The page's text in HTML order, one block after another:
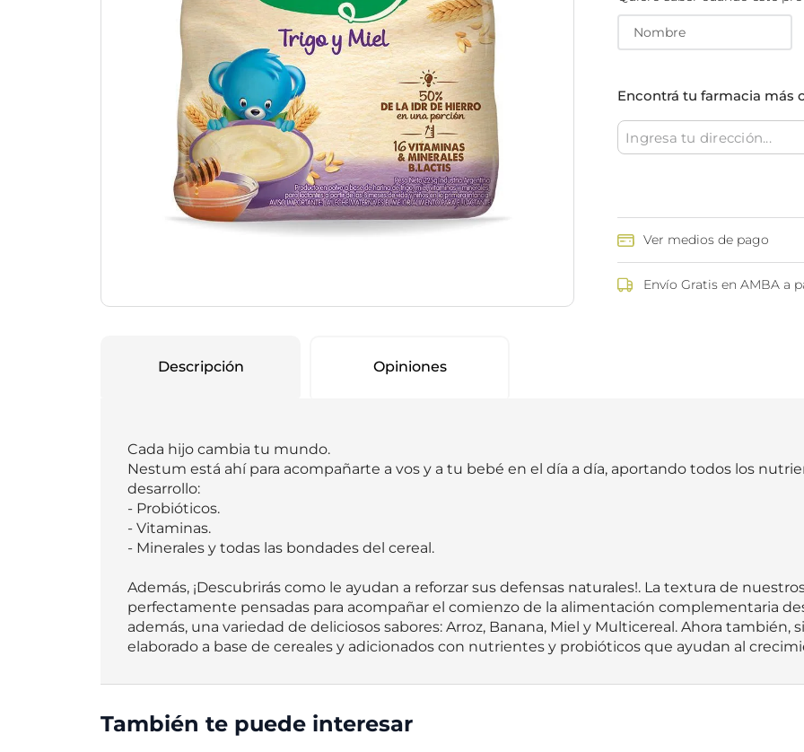
Protección Femenina
Cuidado intimo
Protectores diarios
Copas menstruales
Tampones
Toallas con y sin alas
Protectores mamarios
Encontrá tu farmacia más
Ver medios de pago
Envío Gratis en AMBA a
Descripción Opiniones
Cada hijo cambia tu mundo.
Nestum está ahí para acompañarte a vos y a tu bebé en el día a día, aportando todos los
desarrollo:
- Probióticos.
- Vitaminas.
- Minerales y todas las bondades del cereal.
Además, ¡Descubrirás como le ayudan a reforzar sus defensas naturales!. La textura de
perfectamente pensadas para acompañar el comienzo de la alimentación complementaria
además, una variedad de deliciosos sabores: Arroz, Banana, Miel y Multicereal. Ahora también,
elaborado a base de cereales y adicionados con nutrientes y probióticos que ayudan al
También te puede interesar